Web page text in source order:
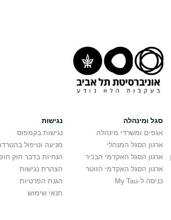
סגל ומינהלה
אגפים ומשרדי מינהלה
ארגון הסגל המנהלי
ארגון הסגל האקדמי הבכיר
ארגון הסגל האקדמי הזוטר
כניסה ל-My Tau
נגישות
נגישות בקמפוס
מניעה וטיפול
הנחיות בדבר חוק
הצהרת נגישות
הגנת הפרטיות
תנאי שימוש